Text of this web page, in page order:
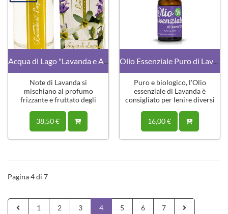
Note di Lavanda si
mischiano al profumo
frizzante e fruttato degli
38,50 €
Puro e biologico, l'Olio
essenziale di Lavanda è
consigliato per lenire diversi
16,00 €
Pagina 4 di 7
1 2 3 4 5 6 7